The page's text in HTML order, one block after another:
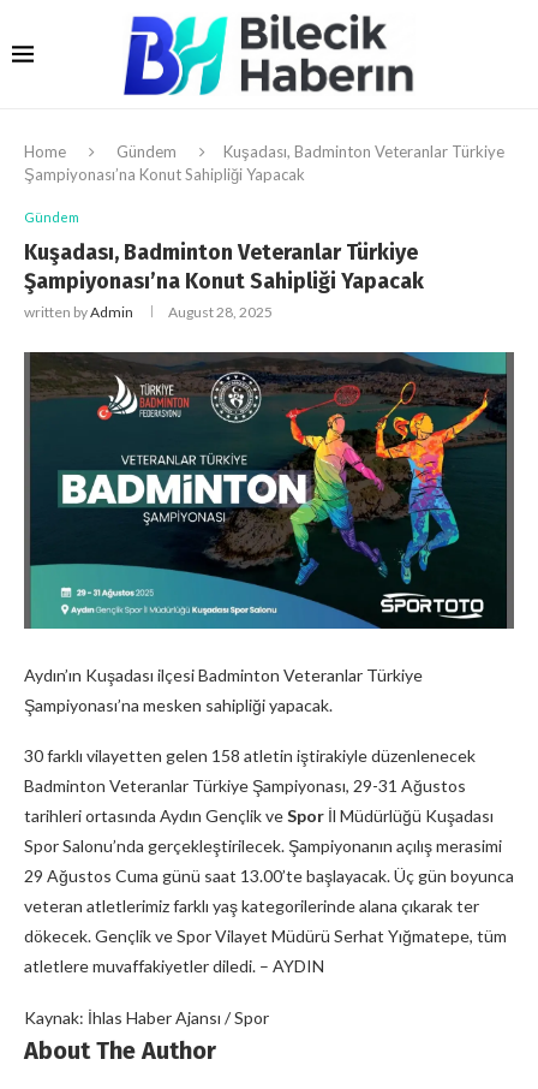
Home Gündem
Kuşadası, Badminton Veteranlar Türkiye
Şampiyonası’na Konut Sahipliği Yapacak
Gündem
Kuşadası, Badminton Veteranlar Türkiye
Şampiyonası’na Konut Sahipliği Yapacak
written byAdmin August 28, 2025
Aydın’ın Kuşadası ilçesi Badminton Veteranlar Türkiye
Şampiyonası’na mesken sahipliği yapacak.
30 farklı vilayetten gelen 158 atletin iştirakiyle düzenlenecek
Badminton Veteranlar Türkiye Şampiyonası, 29-31 Ağustos
tarihleri ortasında Aydın Gençlik veSpor İl Müdürlüğü Kuşadası
Spor Salonu’nda gerçekleştirilecek. Şampiyonanın açılış merasimi
29 Ağustos Cuma günü saat 13.00’te başlayacak. Üç gün boyunca
veteran atletlerimiz farklı yaş kategorilerinde alana çıkarak ter
dökecek. Gençlik ve Spor Vilayet Müdürü Serhat Yığmatepe, tüm
atletlere muvaffakiyetler diledi. – AYDIN
Kaynak: İhlas Haber Ajansı / Spor
About The Author